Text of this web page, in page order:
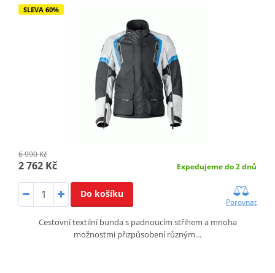
SLEVA 60%
6 990 Kč
2 762 Kč Expedujeme do 2 dnů
Do košíku
Porovnat
Cestovní textilní bunda s padnoucím střihem a mnoha
možnostmi přizpůsobení různým…